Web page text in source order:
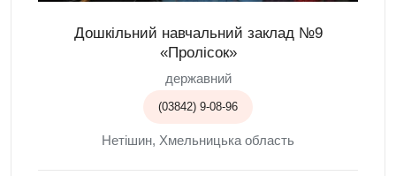
Дошкільний навчальний заклад №9
«Пролісок»
державний
(03842) 9-08-96
Нетішин, Хмельницька область